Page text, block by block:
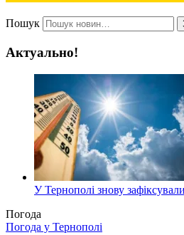
Пошук
Актуально!
У Тернополі знову
Погода
Погода у Тернополі